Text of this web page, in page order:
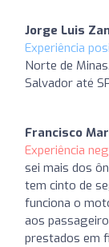
Jorge Luis
Experiência
Norte de
Salvador até
Francisco
Experiência
sei mais dos
tem cinto de
funciona o
aos
prestados em